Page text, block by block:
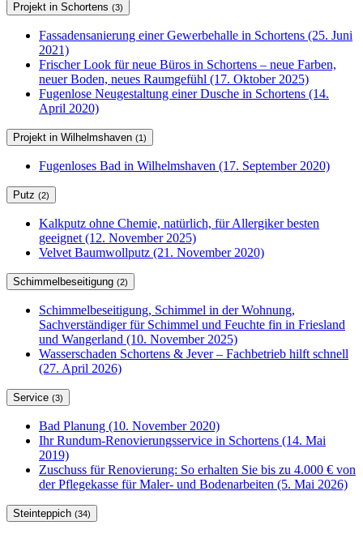
Projekt in Schortens (3)
Fassadensanierung einer Gewerbehalle in Schortens (25. Juni
2021)
Frischer Look für neue Büros in Schortens – neue Farben,
neuer Boden, neues Raumgefühl (17. Oktober 2025)
Fugenlose Neugestaltung einer Dusche in Schortens (14.
April 2020)
Projekt in Wilhelmshaven (1)
Fugenloses Bad in Wilhelmshaven (17. September 2020)
Putz (2)
Kalkputz ohne Chemie, natürlich, für Allergiker besten
geeignet (12. November 2025)
Velvet Baumwollputz (21. November 2020)
Schimmelbeseitigung (2)
Schimmelbeseitigung, Schimmel in der Wohnung,
Sachverständiger für Schimmel und Feuchte fin in Friesland
und Wangerland (10. November 2025)
Wasserschaden Schortens & Jever – Fachbetrieb hilft schnell
(27. April 2026)
Service (3)
Bad Planung (10. November 2020)
Ihr Rundum-Renovierungsservice in Schortens (14. Mai
2019)
Zuschuss für Renovierung: So erhalten Sie bis zu 4.000 € von
der Pflegekasse für Maler- und Bodenarbeiten (5. Mai 2026)
Steinteppich (34)